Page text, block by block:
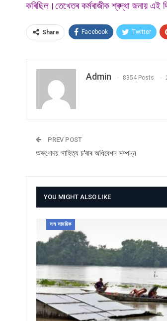
কৰিছিল।তেখেতৰ কৰ্মৰাজীক শ্ৰদ্ধা জনায় এই
Share Facebook Twitter
Admin 8354 Posts
PREV POST
অৰুণোদয় সাহিত্য চ’ৰাৰ অধিবেশন সম্পন্ন
YOU MIGHT ALSO LIKE
সম সাময়িক